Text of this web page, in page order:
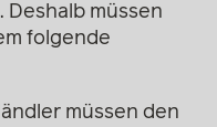
müssen
folgende
müssen den